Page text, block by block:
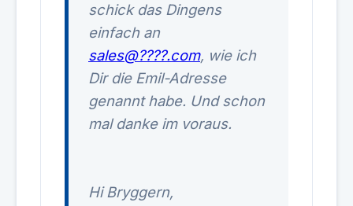
schick das Dingens
einfach an
sales@????.com, wie ich
Dir die Emil-Adresse
genannt habe. Und schon
mal danke im voraus.
Hi Bryggern,